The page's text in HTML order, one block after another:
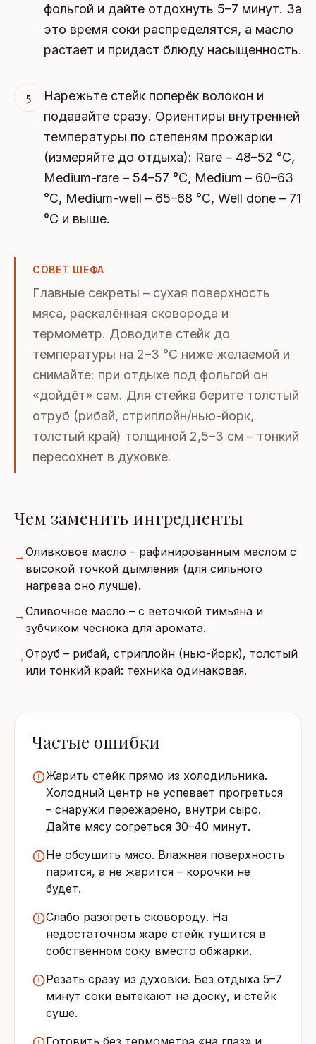
фольгой и дайте отдохнуть 5–7 минут. За
это время соки распределятся, а масло
растает и придаст блюду насыщенность.
5
Нарежьте стейк поперёк волокон и
подавайте сразу. Ориентиры внутренней
температуры по степеням прожарки
(измеряйте до отдыха): Rare – 48–52 °C,
Medium-rare – 54–57 °C, Medium – 60–63
°C, Medium-well – 65–68 °C, Well done – 71
°C и выше.
СОВЕТ ШЕФА
Главные секреты – сухая поверхность
мяса, раскалённая сковорода и
термометр. Доводите стейк до
температуры на 2–3 °C ниже желаемой и
снимайте: при отдыхе под фольгой он
«дойдёт» сам. Для стейка берите толстый
отруб (рибай, стриплойн/нью-йорк,
толстый край) толщиной 2,5–3 см – тонкий
пересохнет в духовке.
Чем заменить ингредиенты
→Оливковое масло – рафинированным маслом с
высокой точкой дымления (для сильного
нагрева оно лучше).
→Сливочное масло – с веточкой тимьяна и
зубчиком чеснока для аромата.
→Отруб – рибай, стриплойн (нью-йорк), толстый
или тонкий край: техника одинаковая.
Частые ошибки
Жарить стейк прямо из холодильника.
Холодный центр не успевает прогреться
– снаружи пережарено, внутри сыро.
Дайте мясу согреться 30–40 минут.
Не обсушить мясо. Влажная поверхность
парится, а не жарится – корочки не
будет.
Слабо разогреть сковороду. На
недостаточном жаре стейк тушится в
собственном соку вместо обжарки.
Резать сразу из духовки. Без отдыха 5–7
минут соки вытекают на доску, и стейк
суше.
Готовить без термометра «на глаз» и